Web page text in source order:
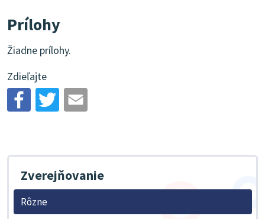
Prílohy
Žiadne prílohy.
Zdieľajte
Zverejňovanie
Rôzne